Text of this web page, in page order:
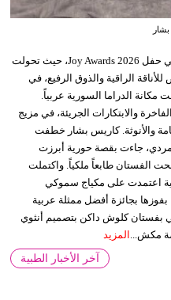
سجّلت النجمات السوريات حضوراً لافتاً في حفل Joy Awards 2026، حيث تحولت
الراقية والذوق الرفيع، في
الدراما السورية عربياً.
والابتكارات الجريئة، في مزيج
والأنوثة. كاريس بشار خطفت
جاءت بقصة حورية أبرزت
الفستان طابعاً ملكياً. واكتملت
اعتمدت على مكياج سموكي
بجائزة أفضل ممثلة عربية
بفستان كلوش داكن بتصميم أنثوي
مكش... المزيد
آخر الأخبار الطبية